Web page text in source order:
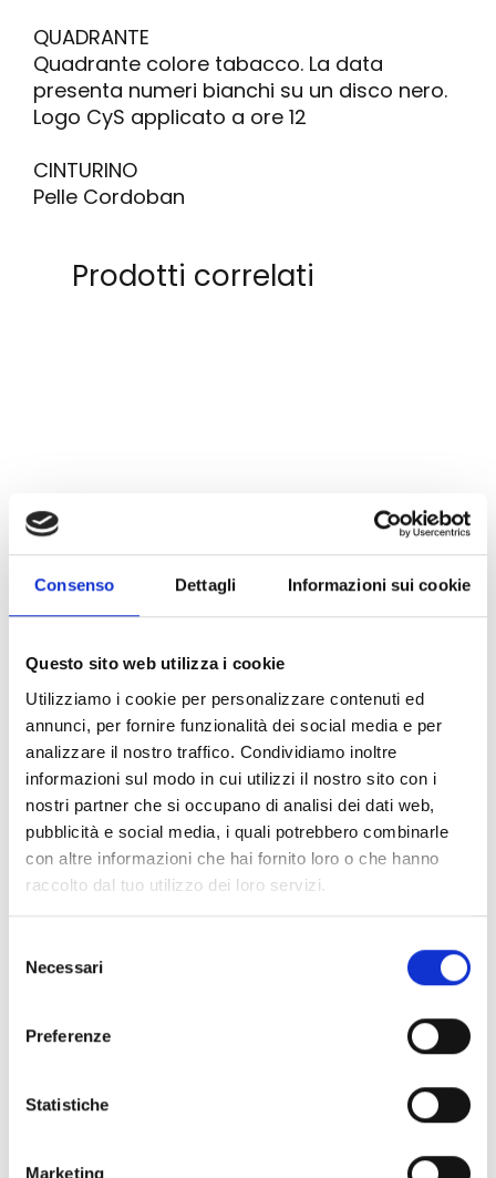
Consenso Dettagli Informazioni sui cookie
Questo sito web utilizza i cookie
Utilizziamo i cookie per personalizzare contenuti ed
annunci, per fornire funzionalità dei social media e per
analizzare il nostro traffico. Condividiamo inoltre
informazioni sul modo in cui utilizzi il nostro sito con i
nostri partner che si occupano di analisi dei dati web,
pubblicità e social media, i quali potrebbero combinarle
con altre informazioni che hai fornito loro o che hanno
raccolto dal tuo utilizzo dei loro servizi.
delNecessari
Preferenze
Statistiche
Marketing
QUADRANTE
Quadrante colore tabacco. La data
presenta numeri bianchi su un disco nero.
Logo CyS applicato a ore 12
CINTURINO
Pelle Cordoban
Prodotti correlati